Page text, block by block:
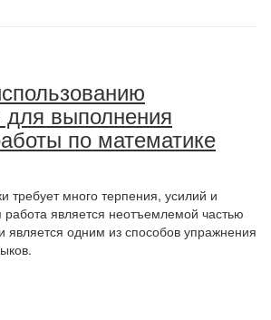
выполнения
по математике
требует много терпения, усилий и
является неотъемлемой частью
является одним из способов упражнения